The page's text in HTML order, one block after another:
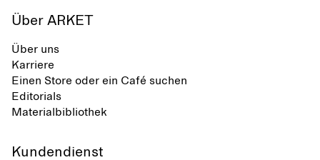
Über ARKET
Über uns
Karriere
Einen Store oder ein Café suchen
Editorials
Materialbibliothek
Kundendienst